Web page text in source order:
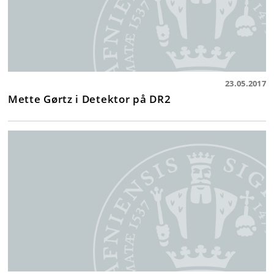
23.05.2017
Mette Gørtz i Detektor på DR2